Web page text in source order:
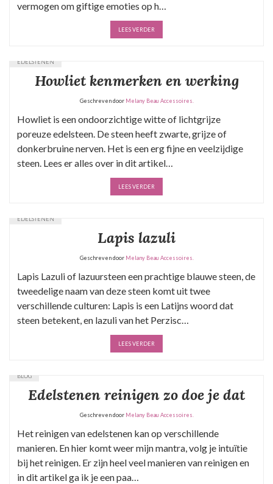
vermogen om giftige emoties op h…
LEES VERDER
EDELSTENEN
Howliet kenmerken en werking
Geschreven door Melany Beau Accessoires.
Howliet is een ondoorzichtige witte of lichtgrijze
poreuze edelsteen. De steen heeft zwarte, grijze of
donkerbruine nerven. Het is een erg fijne en veelzijdige
steen. Lees er alles over in dit artikel…
LEES VERDER
EDELSTENEN
Lapis lazuli
Geschreven door Melany Beau Accessoires.
Lapis Lazuli of lazuursteen een prachtige blauwe steen, de
tweedelige naam van deze steen komt uit twee
verschillende culturen: Lapis is een Latijns woord dat
steen betekent, en lazuli van het Perzisc…
LEES VERDER
BLOG
Edelstenen reinigen zo doe je dat
Geschreven door Melany Beau Accessoires.
Het reinigen van edelstenen kan op verschillende
manieren. En hier komt weer mijn mantra, volg je intuïtie
bij het reinigen. Er zijn heel veel manieren van reinigen en
in dit artikel ga ik je een paa…